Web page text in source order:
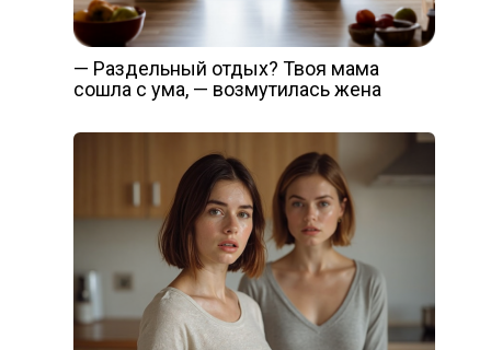
— Раздельный отдых? Твоя мама
сошла с ума, — возмутилась жена